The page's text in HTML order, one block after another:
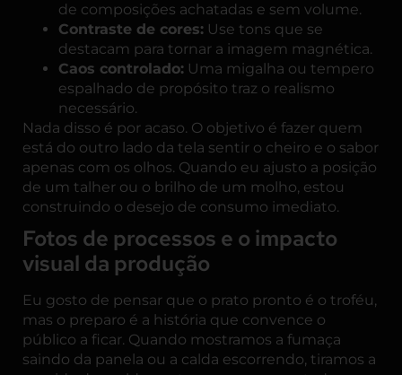
de composições achatadas e sem volume.
Contraste de cores: Use tons que se
destacam para tornar a imagem magnética.
Caos controlado: Uma migalha ou tempero
espalhado de propósito traz o realismo
necessário.
Nada disso é por acaso. O objetivo é fazer quem
está do outro lado da tela sentir o cheiro e o sabor
apenas com os olhos. Quando eu ajusto a posição
de um talher ou o brilho de um molho, estou
construindo o desejo de consumo imediato.
Fotos de processos e o impacto
visual da produção
Eu gosto de pensar que o prato pronto é o troféu,
mas o preparo é a história que convence o
público a ficar. Quando mostramos a fumaça
saindo da panela ou a calda escorrendo, tiramos a